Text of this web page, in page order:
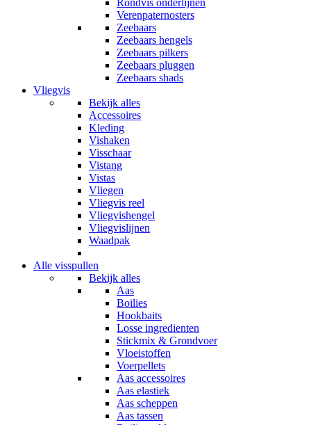
Rondvis onderlijnen
Verenpaternosters
Zeebaars
Zeebaars hengels
Zeebaars pilkers
Zeebaars pluggen
Zeebaars shads
Vliegvis
Bekijk alles
Accessoires
Kleding
Vishaken
Visschaar
Vistang
Vistas
Vliegen
Vliegvis reel
Vliegvishengel
Vliegvislijnen
Waadpak
Alle visspullen
Bekijk alles
Aas
Boilies
Hookbaits
Losse ingredienten
Stickmix & Grondvoer
Vloeistoffen
Voerpellets
Aas accessoires
Aas elastiek
Aas scheppen
Aas tassen